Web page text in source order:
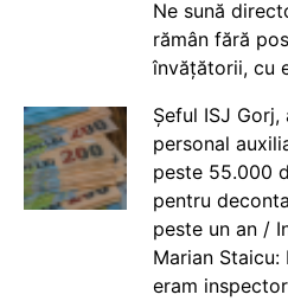
Ne sună
rămân fără
învățătorii, cu
Șeful ISJ
personal
peste 55.000
pentru
peste un an /
Marian Staicu:
eram